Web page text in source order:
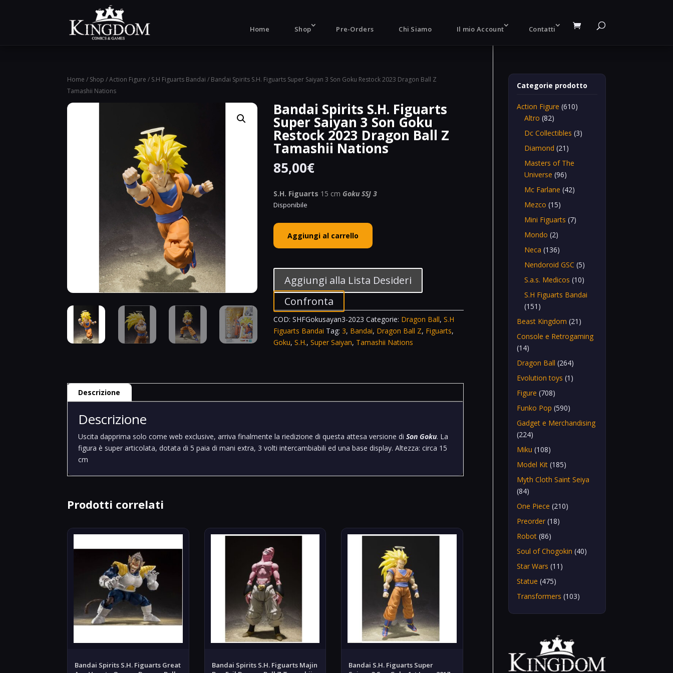
Home Shop Pre-Orders Chi Siamo Il mio Account Contatti
Home / Shop /Action Figure / S.H Figuarts Bandai / Bandai Spirits S.H. Figuarts Super Saiyan 3 Son Goku Restock 2023 Dragon Ball Z
Tamashii Nations
Bandai Spirits S.H. Figuarts
Super Saiyan 3 Son Goku
Restock 2023 Dragon Ball Z
Tamashii Nations
85,00€
S.H. Figuarts 15 cm Goku SSJ 3
Disponibile
Bandai
Spirits
S.H.
Saiyan
Son
Goku
Restock
2023
Nations
Aggiungi al carrello
Aggiungi alla Lista Desideri
Confronta
COD:SHFGokusayan3-2023 Categorie: Dragon Ball,S.H
Figuarts Bandai Tag:3, Bandai, Dragon Ball Z, Figuarts,
Goku,S.H.,Super Saiyan, Tamashii Nations
Descrizione
Descrizione
Uscita dapprima solo come web exclusive, arriva finalmente la riedizione di questa attesa versione diSon Goku. La
figura è super articolata, dotata di 5 paia di mani extra, 3 volti intercambiabili ed una base display. Altezza: circa 15
cm
Prodotti correlati
Bandai Spirits S.H. Figuarts Great
Bandai Spirits S.H. Figuarts Majin
Bandai S.H. Figuarts Super
Categorie prodotto
Action Figure (610)
Altro (82)
Dc Collectibles (3)
Diamond (21)
Masters of The
Universe (96)
Mc Farlane (42)
Mezco (15)
Mini Figuarts (7)
Mondo (2)
Neca (136)
Nendoroid GSC (5)
S.a.s. Medicos (10)
S.H Figuarts Bandai
(151)
Beast Kingdom (21)
Console e Retrogaming
(14)
Dragon Ball (264)
Evolution toys (1)
Figure (708)
Funko Pop (590)
Gadget e Merchandising
(224)
Miku (108)
Model Kit (185)
Myth Cloth Saint Seiya
(84)
One Piece (210)
Preorder (18)
Robot (86)
Soul of Chogokin (40)
Star Wars (11)
Statue (475)
Transformers (103)